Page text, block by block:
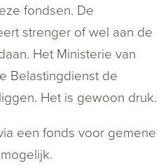
fondsen. De
strenger of wel aan de
Het Ministerie van
Belastingdienst de
Het is gewoon druk.
een fonds voor gemene